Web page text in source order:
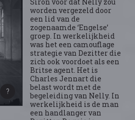
worden vergezeld door
een lid van de
zogenaamde ‘Engelse’
groep. In werkelijkheid
was het een camouflage
strategie van Dezitter die
zich ook voordoet als een
Britse agent. Het is
Charles Jennart die
belast wordt met de
begeleiding van Nelly. In
werkelijkheid is de man
een handlanger van